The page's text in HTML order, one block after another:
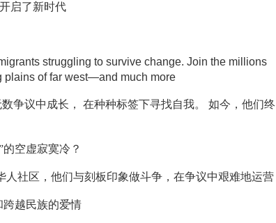
启了新时代
struggling to survive change. Join the millions
plains of far west—and much more
争议中成长， 在种种标签下寻找自我。 如今，他们终
空虚寂寞冷？
社区，他们与刻板印象做斗争，在争议中艰难地运营
跨越民族的爱情